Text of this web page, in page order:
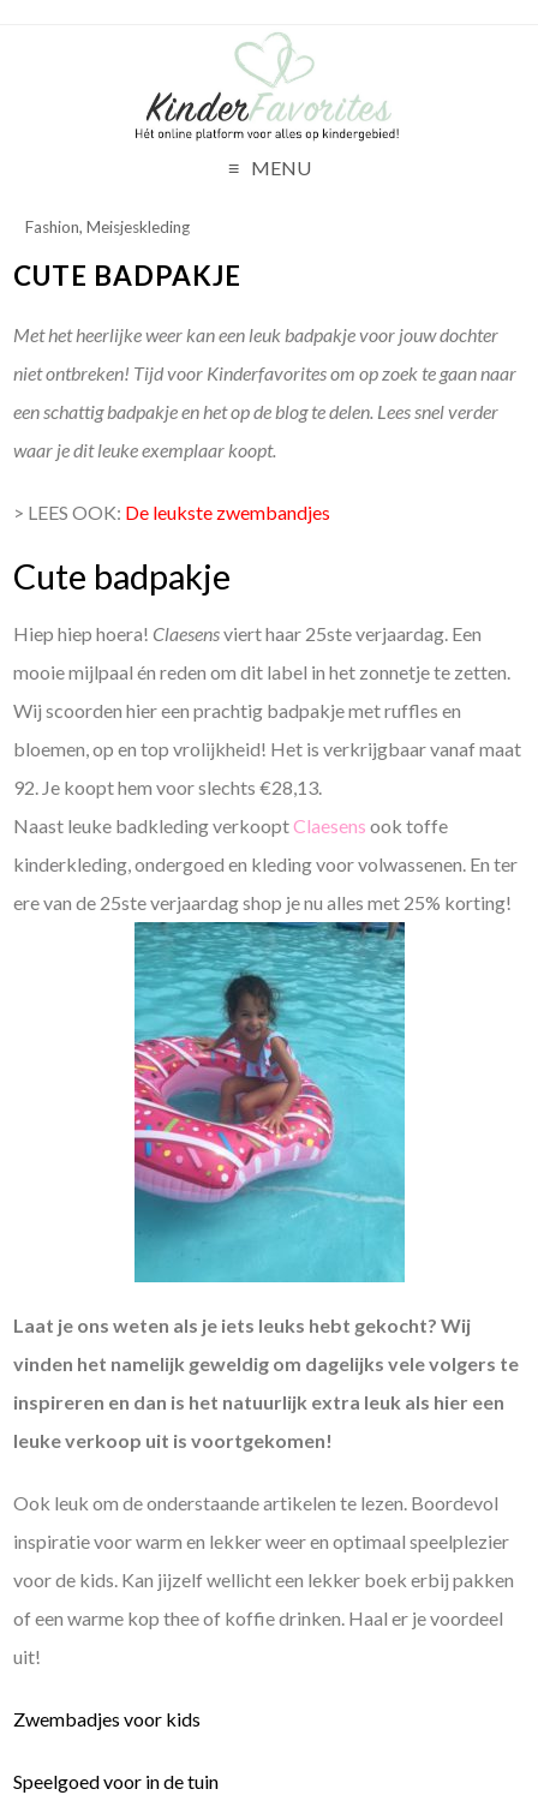
MENU
Fashion,Meisjeskleding
CUTE BADPAKJE
Met het heerlijke weer kan een leuk badpakje voor jouw dochter
niet ontbreken! Tijd voor Kinderfavorites om op zoek te gaan naar
een schattig badpakje en het op de blog te delen. Lees snel verder
waar je dit leuke exemplaar koopt.
> LEES OOK: De leukste zwembandjes
Cute badpakje
Hiep hiep hoera!Claesensviert haar 25ste verjaardag. Een
mooie mijlpaal én reden om dit label in het zonnetje te zetten.
Wij scoorden hier een prachtig badpakje met ruffles en
bloemen, op en top vrolijkheid! Het is verkrijgbaar vanaf maat
92. Je koopt hem voor slechts €28,13.
Naast leuke badkleding verkooptClaesens ook toffe
kinderkleding, ondergoed en kleding voor volwassenen. En ter
ere van de 25ste verjaardag shop je nu alles met 25% korting!
Laat je ons weten als je iets leuks hebt gekocht? Wij
vinden het namelijk geweldig om dagelijks vele volgers te
inspireren en dan is het natuurlijk extra leuk als hier een
leuke verkoop uit is voortgekomen!
Ook leuk om de onderstaande artikelen te lezen. Boordevol
inspiratie voor warm en lekker weer en optimaal speelplezier
voor de kids. Kan jijzelf wellicht een lekker boek erbij pakken
of een warme kop thee of koffie drinken. Haal er je voordeel
uit!
Zwembadjes voor kids
Speelgoed voor in de tuin